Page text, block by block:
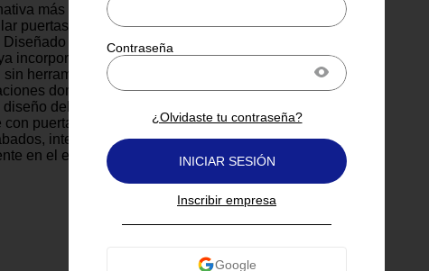
¿Olvidaste tu contraseña?
INICIAR SESIÓN
Inscribir empresa
más práctica para quienes
puertas de forma rápida, limpia
con un adhesivo
incorporado, permite una
herramientas ni tornillos, ideal
domésticas o comerciales
diseño delgado y discreto lo hace
con puertas de madera, metálicas
integrándose
en el entorno. Funciona como
polvo, corrientes de aire y
insectos, contribuyendo a un
limpio y cómodo. Puede
También te puede interesar